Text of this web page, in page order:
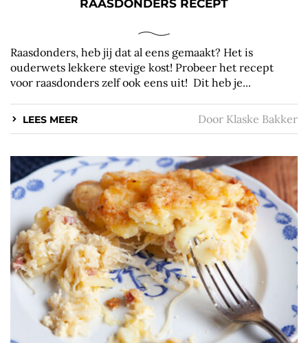
RAASDONDERS RECEPT
Raasdonders, heb jij dat al eens gemaakt? Het is
ouderwets lekkere stevige kost! Probeer het recept
voor raasdonders zelf ook eens uit! Dit heb je...
LEES MEER Door Klaske Bakker